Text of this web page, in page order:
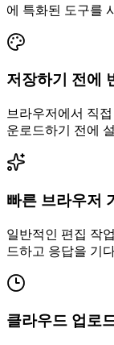
에 특화된 도구를
저장하기 전에
브라우저에서 직
운로드하기 전에
빠른 브라우저
일반적인 편집 작
드하고 응답을 기
클라우드 업로